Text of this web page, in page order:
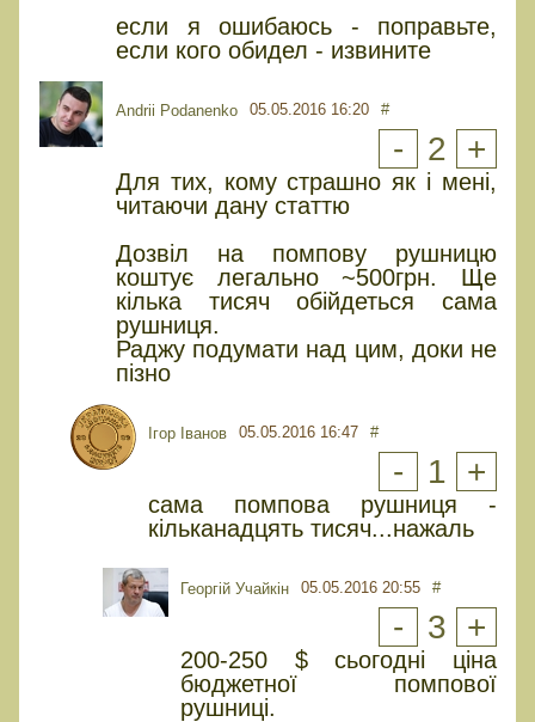
если я ошибаюсь - поправьте,
если кого обидел - извините
Andrii Podanenko 05.05.2016 16:20 #
- 2 +
Для тих, кому страшно як і мені,
читаючи дану статтю
Дозвіл на помпову рушницю
коштує легально ~500грн. Ще
кілька тисяч обійдеться сама
рушниця.
Раджу подумати над цим, доки не
пізно
Ігор Іванов 05.05.2016 16:47 #
- 1 +
сама помпова рушниця -
кільканадцять тисяч...нажаль
Георгій Учайкін 05.05.2016 20:55 #
- 3 +
200-250 $ сьогодні ціна
бюджетної помпової
рушниці.